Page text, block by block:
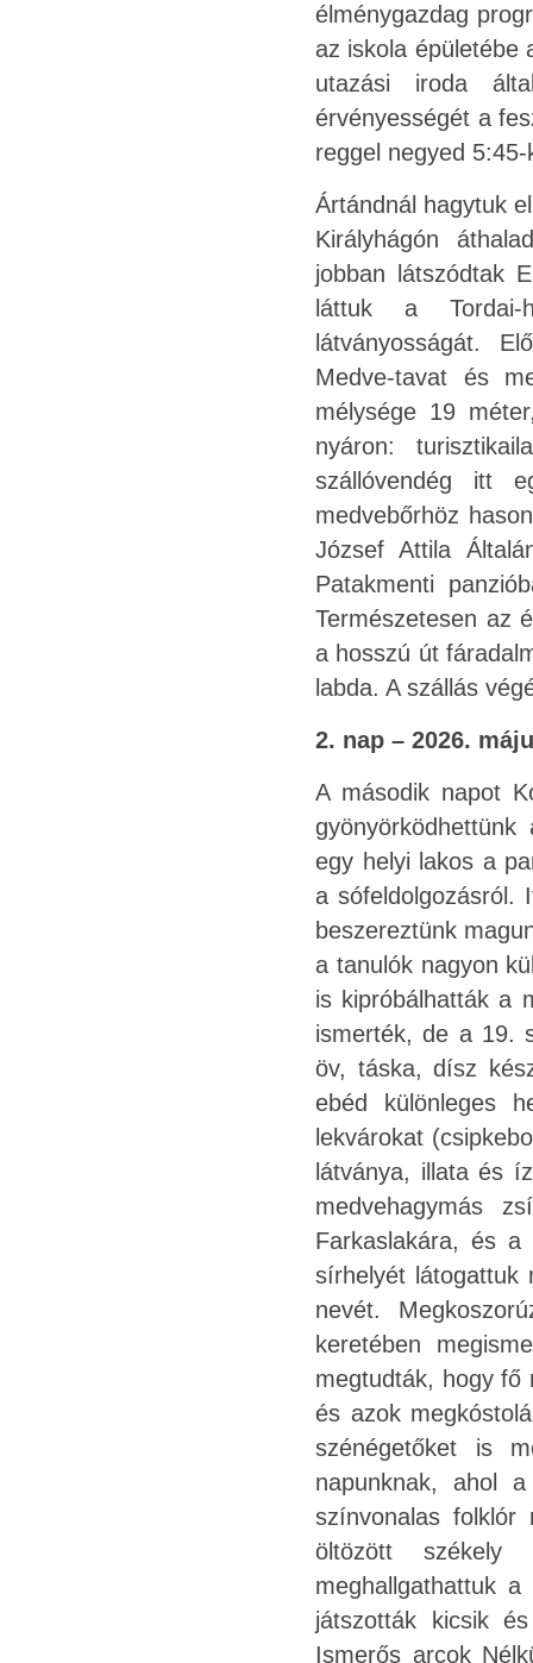
élménygazdag
az iskola épületébe
utazási iroda
érvényességét a
reggel negyed 5:45-
Ártándnál hagytuk
Királyhágón
jobban látszódtak
láttuk a Tordai-
látványosságát.
Medve-tavat és
mélysége 19
nyáron:
szállóvendég itt
medvebőrhöz
József Attila
Patakmenti
Természetesen az
a hosszú út
labda. A szállás
2. nap – 2026.
A második napot
egy helyi lakos a
a sófeldolgozásról.
beszereztünk
a tanulók nagyon
is kipróbálhatták a
ismerték, de a 19.
öv, táska, dísz
ebéd különleges
lekvárokat
látványa, illata és
medvehagymás
Farkaslakára, és
sírhelyét látogattuk
nevét.
keretében
megtudták, hogy fő
és azok
szénégetőket is
napunknak, ahol
színvonalas folklór
öltözött székely
meghallgathattuk
játszották kicsik
Ismerős arcok